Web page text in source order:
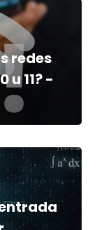
redes
u 11? -